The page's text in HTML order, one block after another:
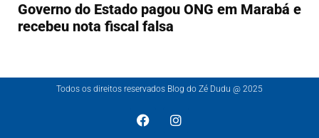
Governo do Estado pagou ONG em Marabá e
recebeu nota fiscal falsa
Todos os direitos reservados Blog do Zé Dudu @ 2025